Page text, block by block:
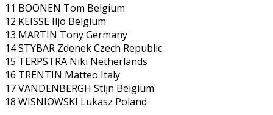
11 BOONEN Tom Belgium
12 KEISSE Iljo Belgium
13 MARTIN Tony Germany
14 STYBAR Zdenek Czech Republic
15 TERPSTRA Niki Netherlands
16 TRENTIN Matteo Italy
17 VANDENBERGH Stijn Belgium
18 WISNIOWSKI Lukasz Poland